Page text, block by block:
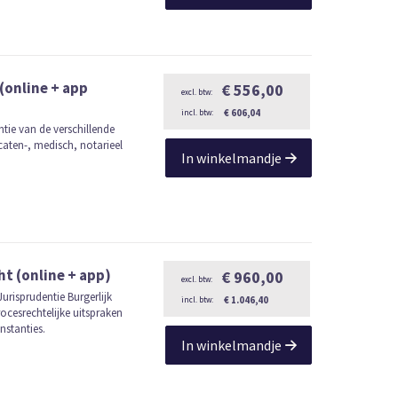
+ app
van de verschillende
, medisch, notarieel
€ 556,00
€ 606,04
In winkelmandje
(online + app)
Burgerlijk
uitspraken
€ 960,00
€ 1.046,40
In winkelmandje